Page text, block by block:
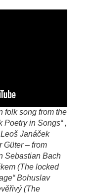
folk song from the
Poetry in Songs“ ,
Janáček
Güter – from
Sebastian Bach
(The locked
Bohuslav
(The